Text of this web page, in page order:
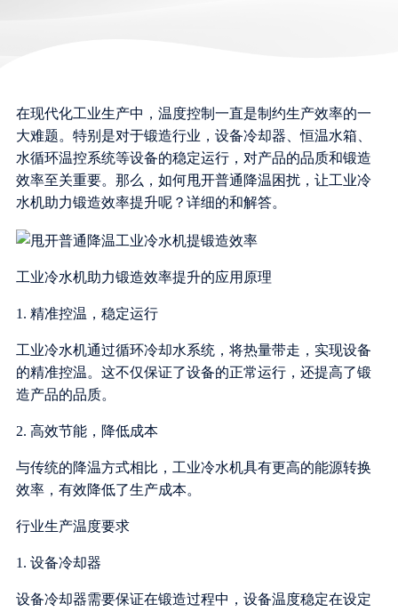
在现代化工业生产中，温度控制一直是制约生产效率的一
大难题。特别是对于锻造行业，设备冷却器、恒温水箱、
水循环温控系统等设备的稳定运行，对产品的品质和锻造
效率至关重要。那么，如何甩开普通降温困扰，让工业冷
水机助力锻造效率提升呢？详细的和解答。
工业冷水机助力锻造效率提升的应用原理
1. 精准控温，稳定运行
工业冷水机通过循环冷却水系统，将热量带走，实现设备
的精准控温。这不仅保证了设备的正常运行，还提高了锻
造产品的品质。
2. 高效节能，降低成本
与传统的降温方式相比，工业冷水机具有更高的能源转换
效率，有效降低了生产成本。
行业生产温度要求
1. 设备冷却器
设备冷却器需要保证在锻造过程中，设备温度稳定在设定